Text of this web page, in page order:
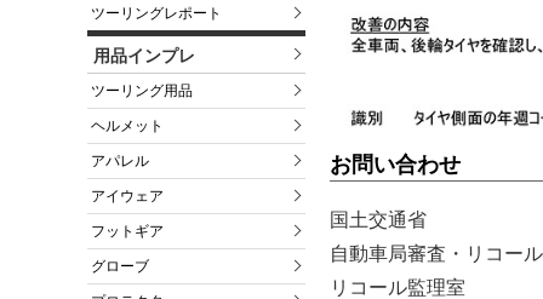
ツーリングレポート
用品インプレ
ツーリング用品
ヘルメット
アパレル
アイウェア
フットギア
グローブ
お問い合わせ
国土交通省
自動車局審査・リコー
リコール監理室